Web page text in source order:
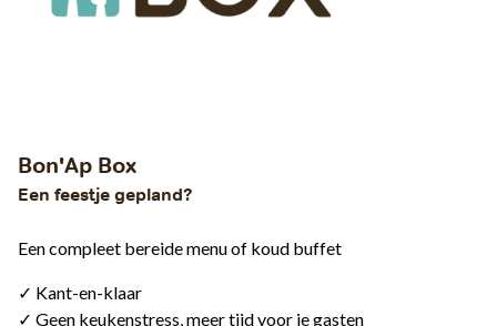
Bon'Ap Box
Een feestje gepland?
Een compleet bereide menu of koud buffet
✓ Kant-en-klaar
✓ Geen keukenstress, meer tijd voor je gasten